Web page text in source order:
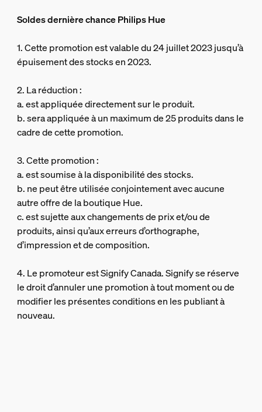
Soldes dernière chance Philips Hue
1. Cette promotion est valable du 24 juillet 2023 jusqu’à
épuisement des stocks en 2023.
2. La réduction :
a. est appliquée directement sur le produit.
b. sera appliquée à un maximum de 25 produits dans le
cadre de cette promotion.
3. Cette promotion :
a. est soumise à la disponibilité des stocks.
b. ne peut être utilisée conjointement avec aucune
autre offre de la boutique Hue.
c. est sujette aux changements de prix et/ou de
produits, ainsi qu’aux erreurs d’orthographe,
d’impression et de composition.
4. Le promoteur est Signify Canada. Signify se réserve
le droit d’annuler une promotion à tout moment ou de
modifier les présentes conditions en les publiant à
nouveau.